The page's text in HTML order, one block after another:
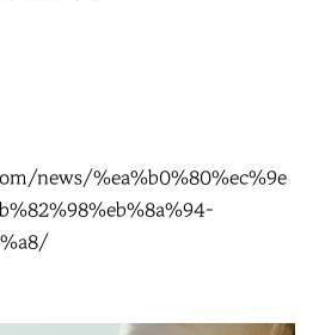
news/%ea%b0%80%ec%9e